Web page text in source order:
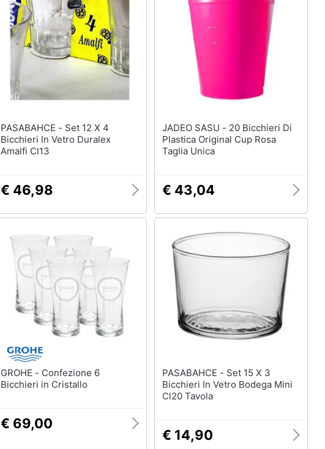
PASABAHCE - Set 12 X 4
Bicchieri In Vetro Duralex
Amalfi Cl13
€ 46,98
JADEO SASU - 20 Bicchieri Di
Plastica Original Cup Rosa
Taglia Unica
€ 43,04
GROHE - Confezione 6
Bicchieri in Cristallo
€ 69,00
PASABAHCE - Set 15 X 3
Bicchieri In Vetro Bodega Mini
Cl20 Tavola
€ 14,90